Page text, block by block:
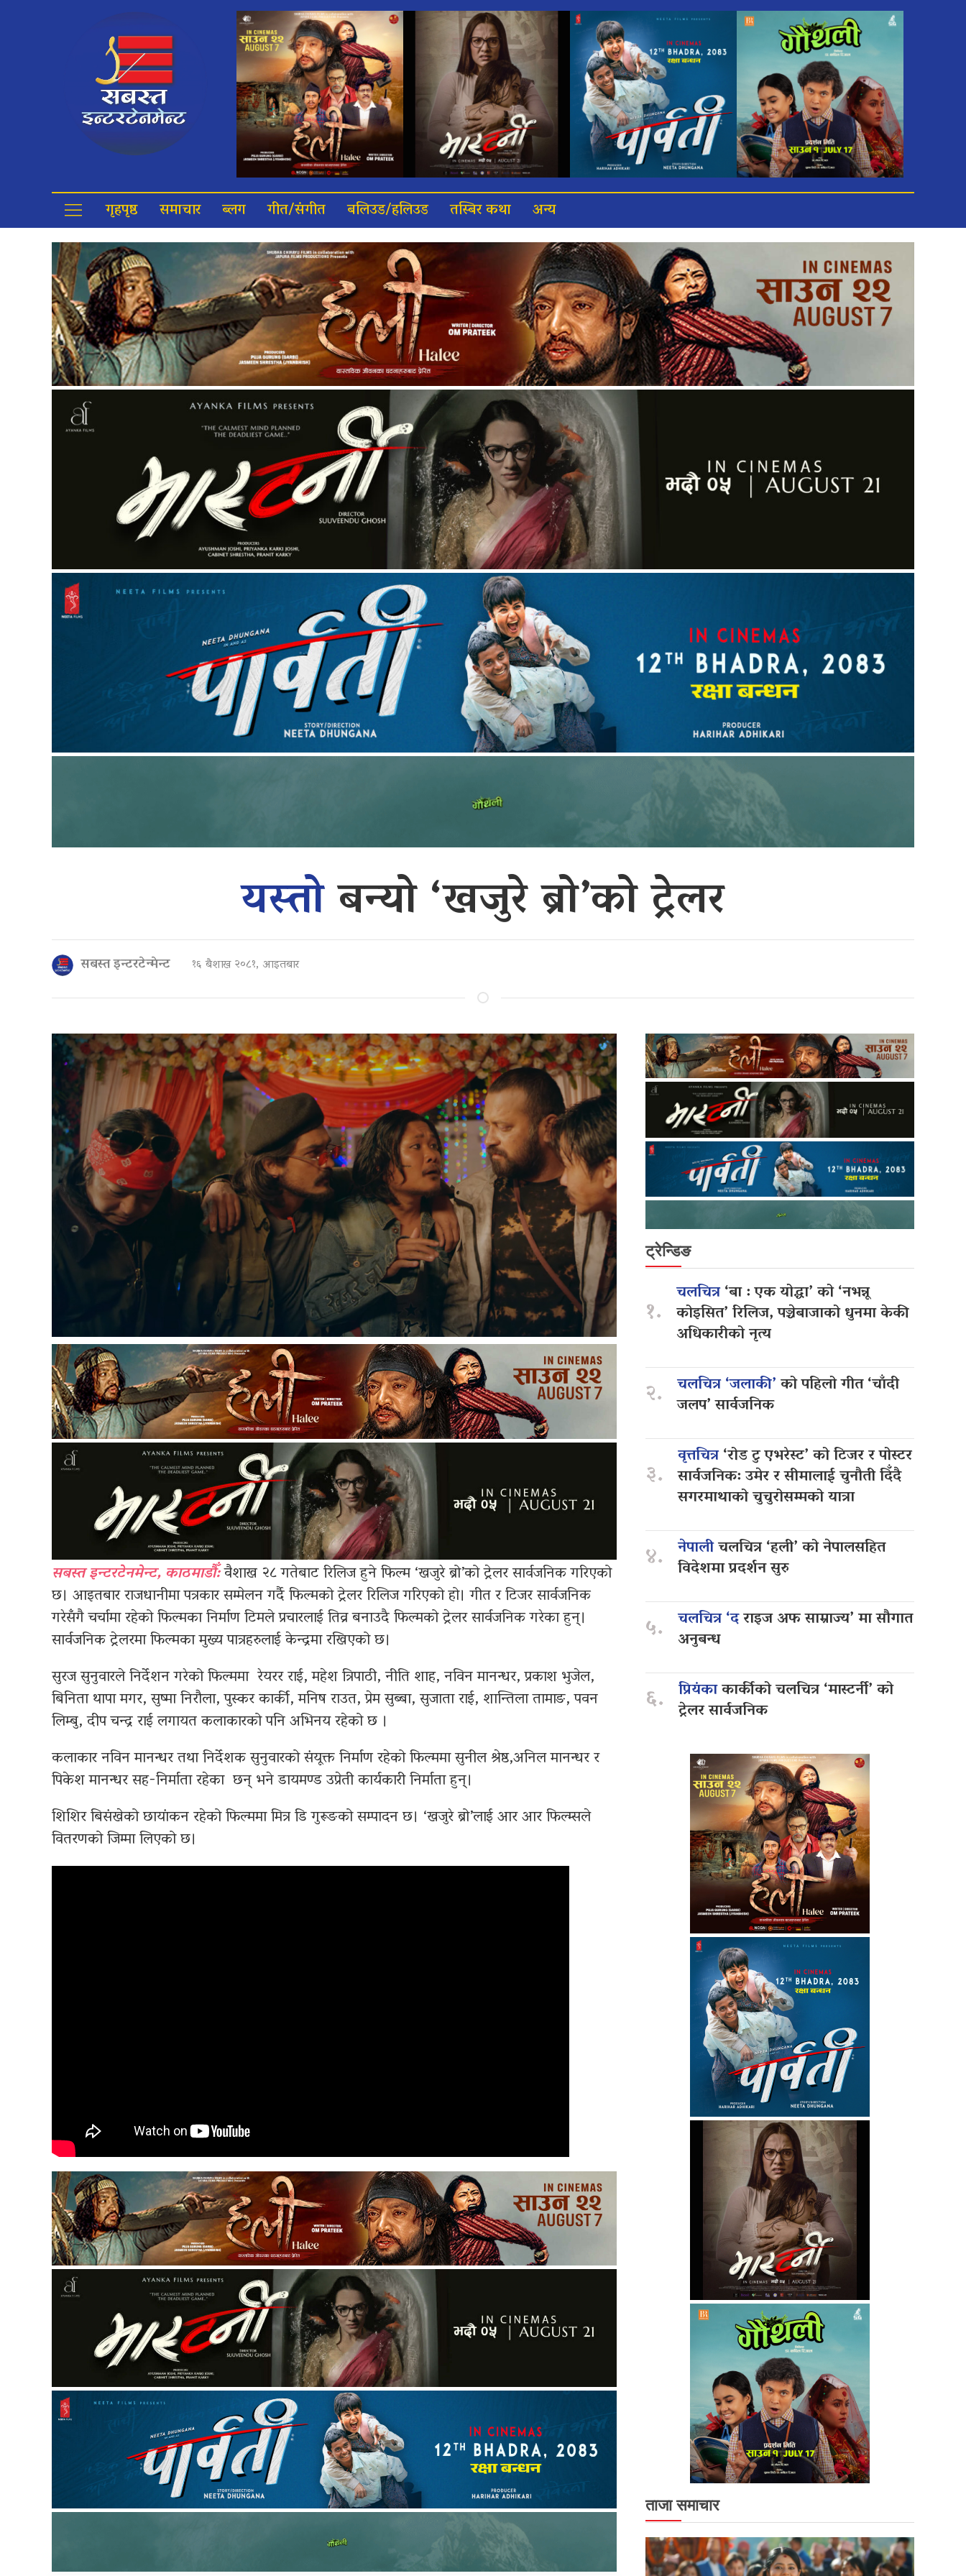
गृहपृष्ठ समाचार ब्लग गीत/संगीत बलिउड/हलिउड तस्बिर कथा अन्य
यस्तोबन्यो ‘खजुरे ब्रो’को ट्रेलर
सबस्त इन्टरटेन्मेन्ट १६ बैशाख २०८१, आइतबार
सबस्त इन्टरटेनमेन्ट, काठमाडौँ:वैशाख २८ गतेबाट रिलिज हुने फिल्म ‘खजुरे ब्रो’को ट्रेलर सार्वजनिक गरिएको
छ। आइतबार राजधानीमा पत्रकार सम्मेलन गर्दै फिल्मको ट्रेलर रिलिज गरिएको हो। गीत र टिजर सार्वजनिक
गरेसँगै चर्चामा रहेको फिल्मका निर्माण टिमले प्रचारलाई तिव्र बनाउदै फिल्मको ट्रेलर सार्वजनिक गरेका हुन्।
सार्वजनिक ट्रेलरमा फिल्मका मुख्य पात्रहरुलाई केन्द्रमा रखिएको छ।
सुरज सुनुवारले निर्देशन गरेको फिल्ममा रेयरर राई, महेश त्रिपाठी, नीति शाह, नविन मानन्धर, प्रकाश भुजेल,
बिनिता थापा मगर, सुष्मा निरौला, पुस्कर कार्की, मनिष राउत, प्रेम सुब्बा, सुजाता राई, शान्तिला तामाङ, पवन
लिम्बु, दीप चन्द्र राई लगायत कलाकारको पनि अभिनय रहेको छ ।
कलाकार नविन मानन्धर तथा निर्देशक सुनुवारको संयूक्त निर्माण रहेको फिल्ममा सुनील श्रेष्ठ,अनिल मानन्धर र
पिकेश मानन्धर सह-निर्माता रहेका छन् भने डायमण्ड उप्रेती कार्यकारी निर्माता हुन्।
शिशिर बिसंखेको छायांकन रहेको फिल्ममा मित्र डि गुरूङको सम्पादन छ। ‘खजुरे ब्रो’लाई आर आर फिल्म्सले
वितरणको जिम्मा लिएको छ।
ट्रेन्डिङ
१.
चलचित्र‘बा : एक योद्धा’ को ‘नभन्नू
कोइसित’ रिलिज, पञ्चेबाजाको धुनमा केकी
अधिकारीको नृत्य
२. चलचित्र ‘जलाकी’को पहिलो गीत ‘चाँदी
जलप’ सार्वजनिक
३.
वृत्तचित्र‘रोड टु एभरेस्ट’ को टिजर र पोस्टर
सार्वजनिक: उमेर र सीमालाई चुनौती दिँदै
सगरमाथाको चुचुरोसम्मको यात्रा
४. नेपालीचलचित्र ‘हली’ को नेपालसहित
विदेशमा प्रदर्शन सुरु
५. चलचित्र ‘दराइज अफ साम्राज्य’ मा सौगात
अनुबन्ध
६. प्रियंकाकार्कीको चलचित्र ‘मास्टर्नी’ को
ट्रेलर सार्वजनिक
ताजा समाचार